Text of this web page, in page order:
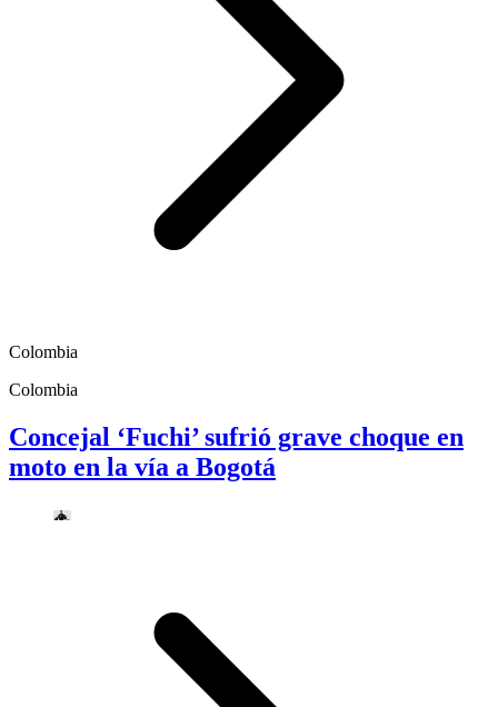
Colombia
Colombia
Concejal ‘Fuchi’ sufrió grave choque en
moto en la vía a Bogotá